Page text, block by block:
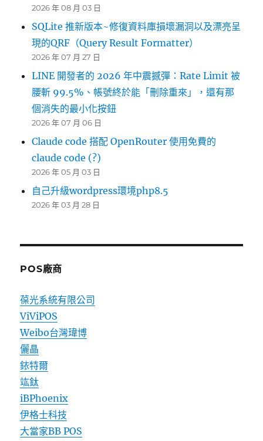
2026 年 08 月 03 日
SQLite 推新版本~修復資料庫損壞漏洞以及漂亮呈
現的QRF（Query Result Formatter）
2026 年 07 月 27 日
LINE 開發者的 2026 年中震撼彈：Rate Limit 被
腰斬 99.5%、帳號終於能「刪除重來」，還有那
個消失的最小化按鈕
2026 年 07 月 06 日
Claude code 搭配 OpenRouter 使用免費的
claude code (?)
2026 年 05 月 03 日
自己升級wordpress環境php8.5
2026 年 03 月 28 日
POS廠商
葆光系統有限公司
ViViPOS
Weibo台灣瑋博
儷晶
銥特爾
竑鈦
iBPhoenix
伊格士科技
大當家BB POS